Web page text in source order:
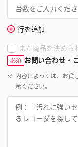
行を追加
まだ商品を決めら
必須 お問い合わせ・
※ 内容によっては、お貸
承ください。